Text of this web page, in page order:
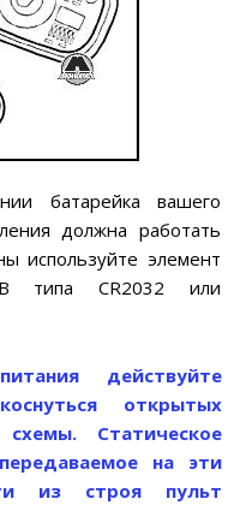
батарейка вашего
должна работать
используйте элемент
типа CR2032 или
действуйте
открытых
схемы. Статическое
на эти
из строя пульт